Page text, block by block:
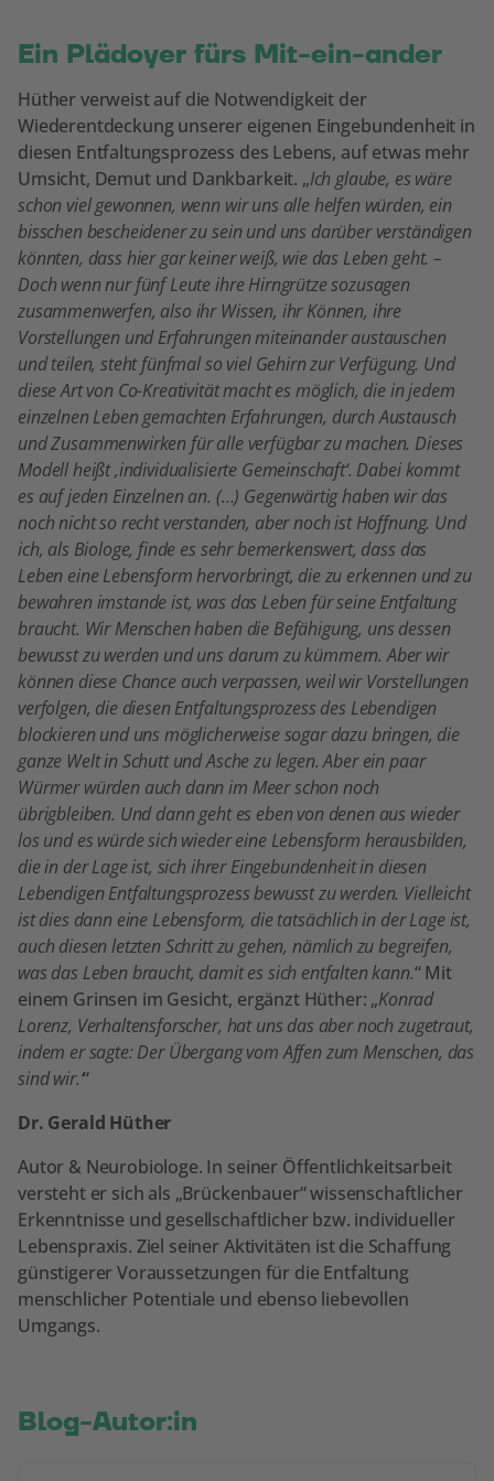
Ein Plädoyer fürs Mit-ein-ander
Hüther verweist auf die Notwendigkeit der
Wiederentdeckung unserer eigenen Eingebundenheit in
diesen Entfaltungsprozess des Lebens, auf etwas mehr
Umsicht, Demut und Dankbarkeit. „Ich glaube, es wäre
schon viel gewonnen, wenn wir uns alle helfen würden, ein
bisschen bescheidener zu sein und uns darüber verständigen
könnten, dass hier gar keiner weiß, wie das Leben geht. –
Doch wenn nur fünf Leute ihre Hirngrütze sozusagen
zusammenwerfen, also ihr Wissen, ihr Können, ihre
Vorstellungen und Erfahrungen miteinander austauschen
und teilen, steht fünfmal so viel Gehirn zur Verfügung. Und
diese Art von Co-Kreativität macht es möglich, die in jedem
einzelnen Leben gemachten Erfahrungen, durch Austausch
und Zusammenwirken für alle verfügbar zu machen. Dieses
Modell heißt ‚individualisierte Gemeinschaft‘. Dabei kommt
es auf jeden Einzelnen an. (…) Gegenwärtig haben wir das
noch nicht so recht verstanden, aber noch ist Hoffnung. Und
ich, als Biologe, finde es sehr bemerkenswert, dass das
Leben eine Lebensform hervorbringt, die zu erkennen und zu
bewahren imstande ist, was das Leben für seine Entfaltung
braucht. Wir Menschen haben die Befähigung, uns dessen
bewusst zu werden und uns darum zu kümmern. Aber wir
können diese Chance auch verpassen, weil wir Vorstellungen
verfolgen, die diesen Entfaltungsprozess des Lebendigen
blockieren und uns möglicherweise sogar dazu bringen, die
ganze Welt in Schutt und Asche zu legen. Aber ein paar
Würmer würden auch dann im Meer schon noch
übrigbleiben. Und dann geht es eben von denen aus wieder
los und es würde sich wieder eine Lebensform herausbilden,
die in der Lage ist, sich ihrer Eingebundenheit in diesen
Lebendigen Entfaltungsprozess bewusst zu werden. Vielleicht
ist dies dann eine Lebensform, die tatsächlich in der Lage ist,
auch diesen letzten Schritt zu gehen, nämlich zu begreifen,
was das Leben braucht, damit es sich entfalten kann.“ Mit
einem Grinsen im Gesicht, ergänzt Hüther: „Konrad
Lorenz, Verhaltensforscher, hat uns das aber noch zugetraut,
indem er sagte: Der Übergang vom Affen zum Menschen, das
sind wir.‘“
Dr. Gerald Hüther
Autor & Neurobiologe. In seiner Öffentlichkeitsarbeit
versteht er sich als „Brückenbauer“ wissenschaftlicher
Erkenntnisse und gesellschaftlicher bzw. individueller
Lebenspraxis. Ziel seiner Aktivitäten ist die Schaffung
günstigerer Voraussetzungen für die Entfaltung
menschlicher Potentiale und ebenso liebevollen
Umgangs.
Blog-Autor:in